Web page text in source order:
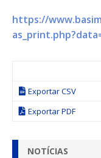
https://
Exportar CSV
Exportar PDF
NOTÍCIAS